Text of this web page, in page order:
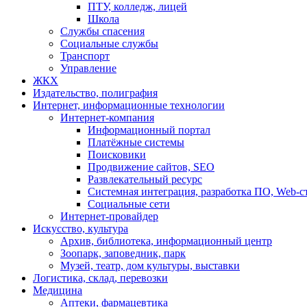
ПТУ, колледж, лицей
Школа
Службы спасения
Социальные службы
Транспорт
Управление
ЖКХ
Издательство, полиграфия
Интернет, информационные технологии
Интернет-компания
Информационный портал
Платёжные системы
Поисковики
Продвижение сайтов, SEO
Развлекательный ресурс
Системная интеграция, разработка ПО, Web-
Социальные сети
Интернет-провайдер
Искусство, культура
Архив, библиотека, информационный центр
Зоопарк, заповедник, парк
Музей, театр, дом культуры, выставки
Логистика, склад, перевозки
Медицина
Аптеки, фармацевтика